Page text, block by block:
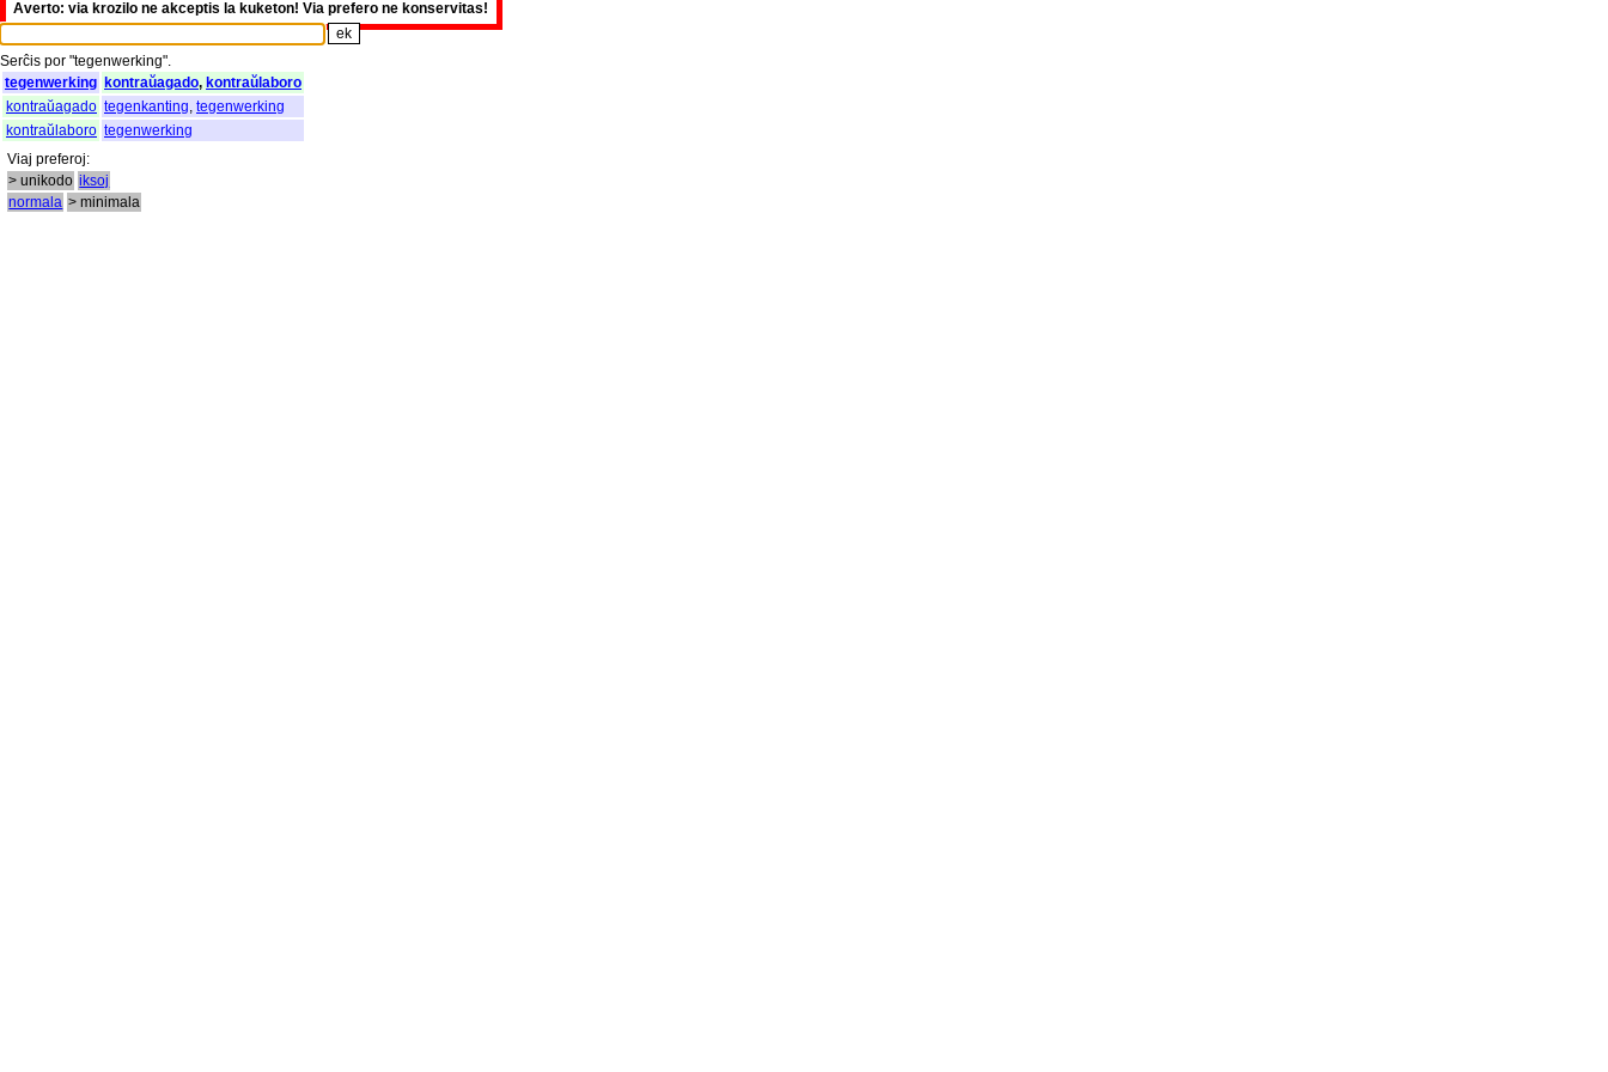
Averto: via krozilo ne akceptis la kuketon! Via prefero ne konservitas!
Serĉis por "tegenwerking".
tegenwerking kontraŭagado, kontraŭlaboro
kontraŭagado tegenkanting tegenwerking
kontraŭlaboro tegenwerking
Viaj preferoj:
> unikodo iksoj
normala > minimala